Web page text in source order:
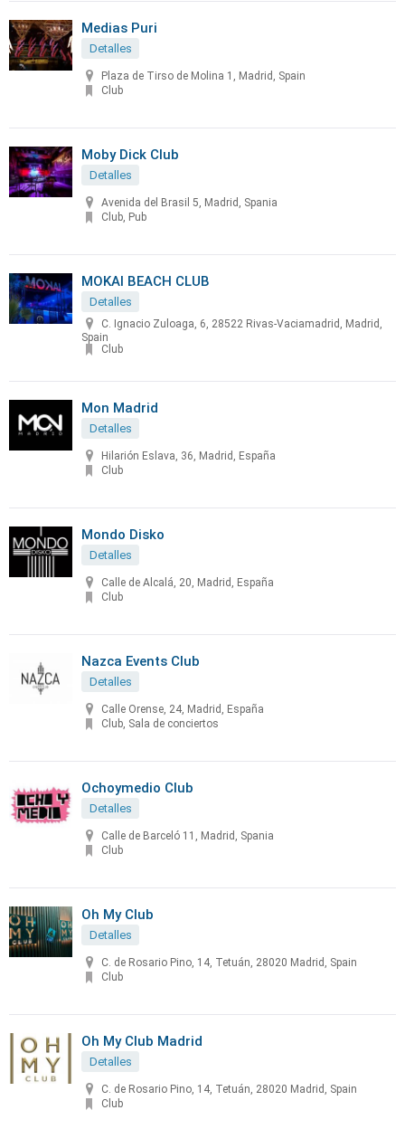
Medias Puri
Detalles
Plaza de Tirso de Molina 1, Madrid, Spain
Club
Moby Dick Club
Detalles
Avenida del Brasil 5, Madrid, Spania
Club, Pub
MOKAI BEACH CLUB
Detalles
C. Ignacio Zuloaga, 6, 28522 Rivas-Vaciamadrid, Madrid,
Spain
Club
Mon Madrid
Detalles
Hilarión Eslava, 36, Madrid, España
Club
Mondo Disko
Detalles
Calle de Alcalá, 20, Madrid, España
Club
Nazca Events Club
Detalles
Calle Orense, 24, Madrid, España
Club, Sala de conciertos
Ochoymedio Club
Detalles
Calle de Barceló 11, Madrid, Spania
Club
Oh My Club
Detalles
C. de Rosario Pino, 14, Tetuán, 28020 Madrid, Spain
Club
Oh My Club Madrid
Detalles
C. de Rosario Pino, 14, Tetuán, 28020 Madrid, Spain
Club